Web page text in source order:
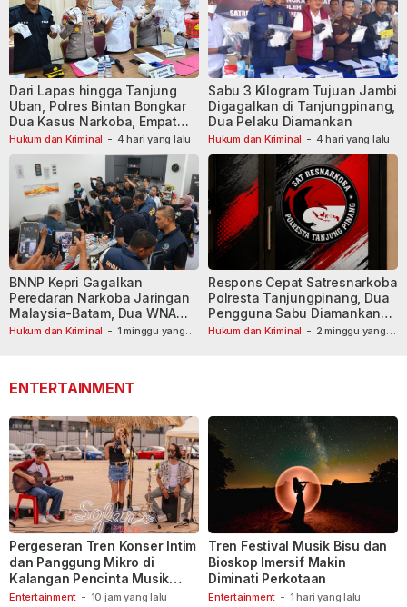
Hukum dan Kriminal - 4 hari yang lalu
Dari Lapas hingga Tanjung
Uban, Polres Bintan Bongkar
Dua Kasus Narkoba, Empat
Tersangka Dibekuk
Hukum dan Kriminal - 4 hari yang lalu
Sabu 3 Kilogram Tujuan Jambi
Digagalkan di Tanjungpinang,
Dua Pelaku Diamankan
Hukum dan Kriminal - 1 minggu yang
BNNP Kepri Gagalkan
Peredaran Narkoba Jaringan
Malaysia-Batam, Dua WNA
Masih Diburu
Hukum dan Kriminal - 2 minggu yang
Respons Cepat Satresnarkoba
Polresta Tanjungpinang, Dua
Pengguna Sabu Diamankan
Usai Dilaporkan ke Call Center
ENTERTAINMENT
Entertainment - 10 jam yang lalu
Pergeseran Tren Konser Intim
dan Panggung Mikro di
Kalangan Pencinta Musik
Indonesia
Entertainment - 1 hari yang lalu
Tren Festival Musik Bisu dan
Bioskop Imersif Makin
Diminati Perkotaan